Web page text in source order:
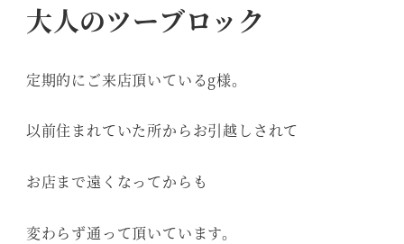
大人のツーブロック
定期的にご来店頂いているg様。
以前住まれていた所からお引越しされて
お店まで遠くなってからも
変わらず通って頂いています。